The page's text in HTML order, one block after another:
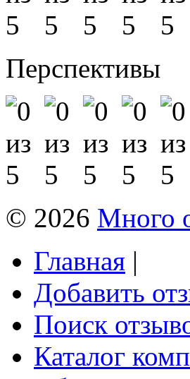
Перспективы
© 2026 Много
Главная |
Добавить
Поиск
Каталог